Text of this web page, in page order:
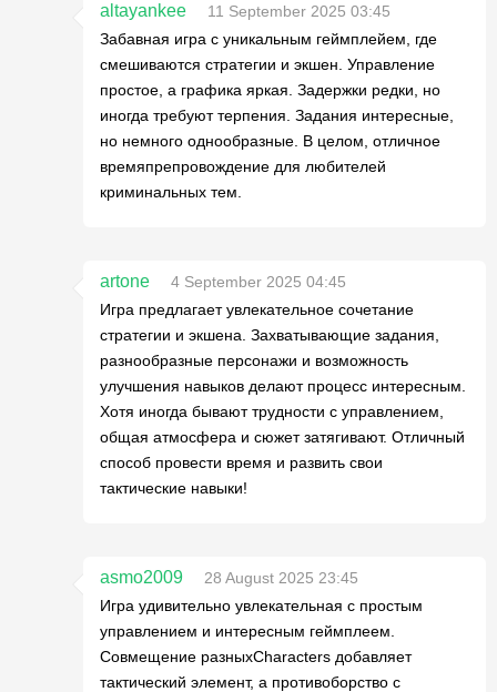
altayankee
11 September 2025 03:45
Забавная игра с уникальным геймплейем, где
смешиваются стратегии и экшен. Управление
простое, а графика яркая. Задержки редки, но
иногда требуют терпения. Задания интересные,
но немного однообразные. В целом, отличное
времяпрепровождение для любителей
криминальных тем.
artone
4 September 2025 04:45
Игра предлагает увлекательное сочетание
стратегии и экшена. Захватывающие задания,
разнообразные персонажи и возможность
улучшения навыков делают процесс интересным.
Хотя иногда бывают трудности с управлением,
общая атмосфера и сюжет затягивают. Отличный
способ провести время и развить свои
тактические навыки!
asmo2009
28 August 2025 23:45
Игра удивительно увлекательная с простым
управлением и интересным геймплеем.
Совмещение разныхCharacters добавляет
тактический элемент, а противоборство с